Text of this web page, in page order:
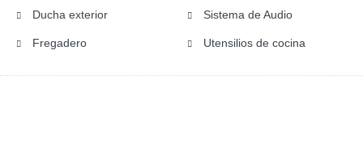
Ducha exterior
Fregadero
Sistema de Audio
Utensilios de cocina